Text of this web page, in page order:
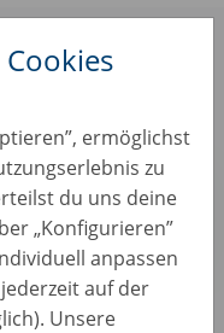
ermöglichst
zu
du uns deine
„Konfigurieren”
anpassen
auf der
Unsere
Jobs,
sein könnten:
werk-leerplek)